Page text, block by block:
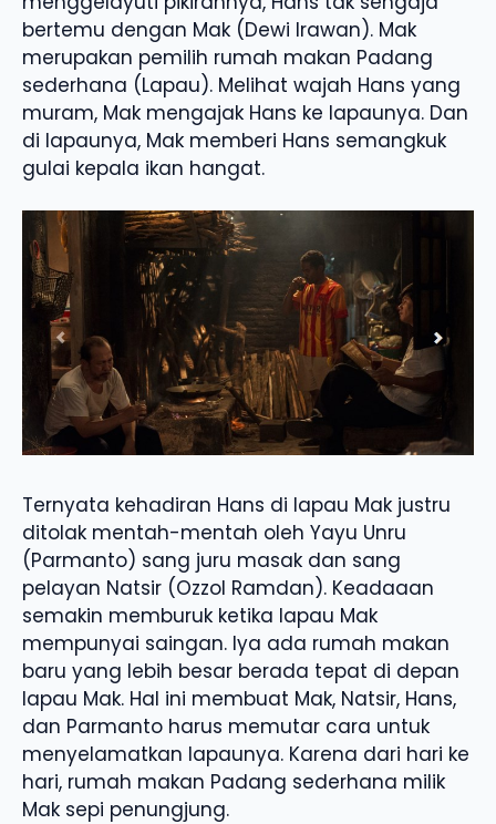
bertemu dengan Mak (Dewi Irawan). Mak
merupakan pemilih rumah makan Padang
sederhana (Lapau). Melihat wajah Hans yang
muram, Mak mengajak Hans ke lapaunya. Dan
di lapaunya, Mak memberi Hans semangkuk
gulai kepala ikan hangat.
Ternyata kehadiran Hans di lapau Mak justru
ditolak mentah-mentah oleh Yayu Unru
(Parmanto) sang juru masak dan sang
pelayan Natsir (Ozzol Ramdan). Keadaaan
semakin memburuk ketika lapau Mak
mempunyai saingan. Iya ada rumah makan
baru yang lebih besar berada tepat di depan
lapau Mak. Hal ini membuat Mak, Natsir, Hans,
dan Parmanto harus memutar cara untuk
menyelamatkan lapaunya. Karena dari hari ke
hari, rumah makan Padang sederhana milik
Mak sepi penungjung.